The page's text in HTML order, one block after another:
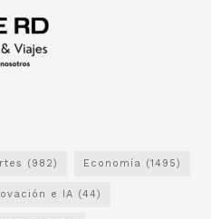
(982) Economía (1495)
e IA (44)